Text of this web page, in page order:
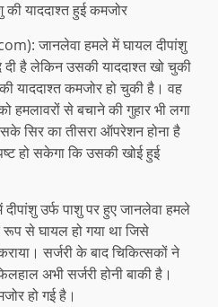
याददाश्त हुई कमजोर
जानलेवा हमले में घायल दीपांशु
दी है लेकिन उसकी याददाश्त खो चुकी
याददाश्त कमजोर हो चुकी है। वह
हमलावरों से बचाने की गुहार भी लगा
सिर का तीसरा ऑपरेशन होना है
हो सकेगा कि उसकी खोई हुई
उर्फ पाशु पर हुए जानलेवा हमले
से घायल हो गया था जिसे
सर्जरी के बाद चिकित्सकों ने
अभी सर्जरी होनी बाकी है।
हो गई है।